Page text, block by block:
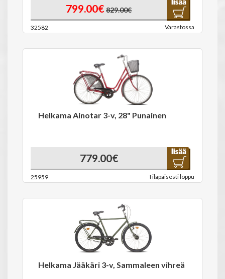
799.00€ 829.00€
32582 Varastossa
Helkama Ainotar 3-v, 28" Punainen
779.00€
25959 Tilapäisesti loppu
Helkama Jääkäri 3-v, Sammaleen vihreä